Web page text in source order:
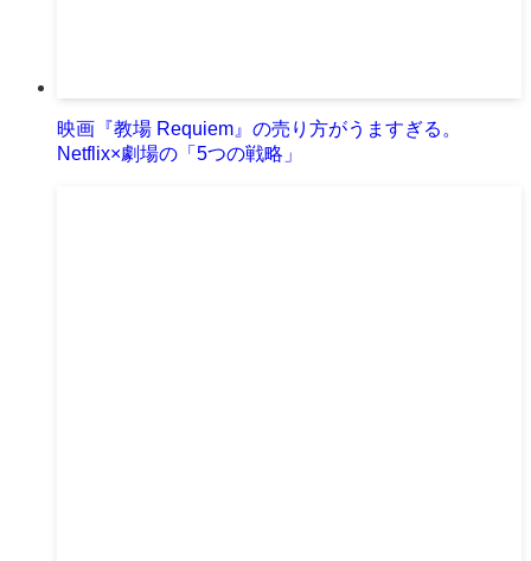
映画『教場 Requiem』の売り方がうますぎる。
Netflix×劇場の「5つの戦略」